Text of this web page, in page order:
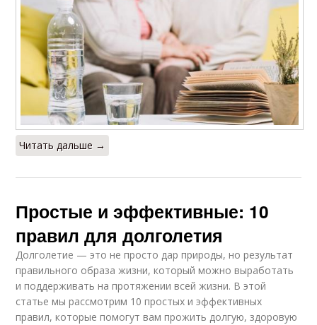
Читать дальше →
Простые и эффективные: 10
правил для долголетия
Долголетие — это не просто дар природы, но результат
правильного образа жизни, который можно выработать
и поддерживать на протяжении всей жизни. В этой
статье мы рассмотрим 10 простых и эффективных
правил, которые помогут вам прожить долгую, здоровую